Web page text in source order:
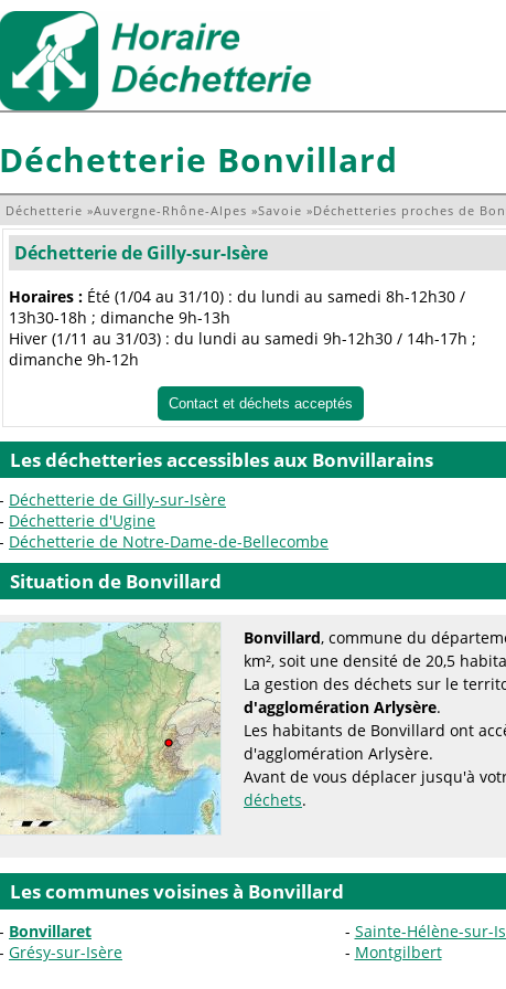
Déchetterie Bonvillard
Déchetterie »Auvergne-Rhône-Alpes »Savoie »Déchetteries proches de
Déchetterie de Gilly-sur-Isère
Horaires : Été (1/04 au 31/10) : du lundi au samedi 8h-12h30 /
13h30-18h ; dimanche 9h-13h
Hiver (1/11 au 31/03) : du lundi au samedi 9h-12h30 / 14h-17h ;
dimanche 9h-12h
Contact et déchets acceptés
Les déchetteries accessibles aux Bonvillarains
Déchetterie de Gilly-sur-Isère
Déchetterie d'Ugine
Déchetterie de Notre-Dame-de-Bellecombe
Situation de Bonvillard
Bonvillard, commune du
km², soit une densité de 20,5
La gestion des déchets sur le
d'agglomération Arlysère.
Les habitants de Bonvillard ont
d'agglomération Arlysère.
Avant de vous déplacer jusqu'à
déchets.
Les communes voisines à Bonvillard
Bonvillaret Sainte-Hélène-sur-
Grésy-sur-Isère
Montgilbert